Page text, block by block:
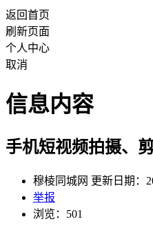
返回首页
刷新页面
个人中心
取消
信息内容
手机短视频拍摄、
穆棱同城网 更新日期：
举报
浏览：501